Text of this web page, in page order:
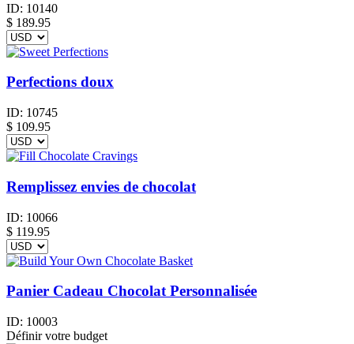
ID: 10140
$ 189.95
Perfections doux
ID: 10745
$ 109.95
Remplissez envies de chocolat
ID: 10066
$ 119.95
Panier Cadeau Chocolat Personnalisée
ID: 10003
Définir votre budget